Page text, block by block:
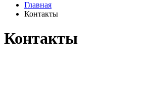
Главная
Контакты
Контакты